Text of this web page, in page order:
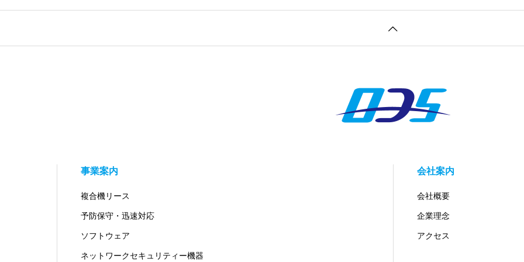
事業案内
複合機リース
予防保守・迅速対応
ソフトウェア
ネットワークセキュリティー機器
会社案内
会社概要
企業理念
アクセス